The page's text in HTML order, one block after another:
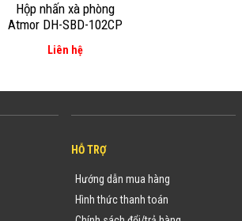
Hộp nhấn xà phòng
Atmor DH-SBD-102CP
Liên hệ
HỖ TRỢ
Hướng dẫn mua hàng
Hình thức thanh toán